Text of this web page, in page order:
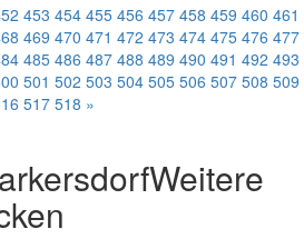
453 454 455 456 457 458 459 460 461
469 470 471 472 473 474 475 476 477
485 486 487 488 489 490 491 492 493
501 502 503 504 505 506 507 508 509
517 518 »
Weitere